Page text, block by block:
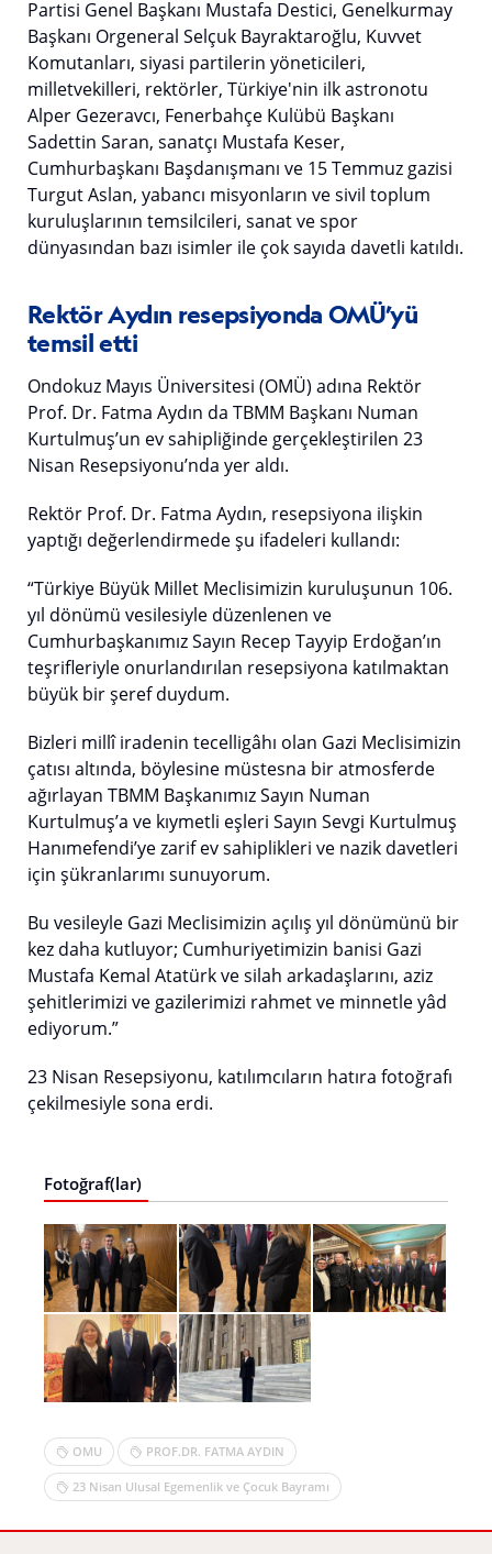
Partisi Genel Başkanı Mustafa Destici, Genelkurmay
Başkanı Orgeneral Selçuk Bayraktaroğlu, Kuvvet
Komutanları, siyasi partilerin yöneticileri,
milletvekilleri, rektörler, Türkiye'nin ilk astronotu
Alper Gezeravcı, Fenerbahçe Kulübü Başkanı
Sadettin Saran, sanatçı Mustafa Keser,
Cumhurbaşkanı Başdanışmanı ve 15 Temmuz gazisi
Turgut Aslan, yabancı misyonların ve sivil toplum
kuruluşlarının temsilcileri, sanat ve spor
dünyasından bazı isimler ile çok sayıda davetli katıldı.
Rektör Aydın resepsiyonda OMÜ’yü
temsil etti
Ondokuz Mayıs Üniversitesi (OMÜ) adına Rektör
Prof. Dr. Fatma Aydın da TBMM Başkanı Numan
Kurtulmuş’un ev sahipliğinde gerçekleştirilen 23
Nisan Resepsiyonu’nda yer aldı.
Rektör Prof. Dr. Fatma Aydın, resepsiyona ilişkin
yaptığı değerlendirmede şu ifadeleri kullandı:
“Türkiye Büyük Millet Meclisimizin kuruluşunun 106.
yıl dönümü vesilesiyle düzenlenen ve
Cumhurbaşkanımız Sayın Recep Tayyip Erdoğan’ın
teşrifleriyle onurlandırılan resepsiyona katılmaktan
büyük bir şeref duydum.
Bizleri millî iradenin tecelligâhı olan Gazi Meclisimizin
çatısı altında, böylesine müstesna bir atmosferde
ağırlayan TBMM Başkanımız Sayın Numan
Kurtulmuş’a ve kıymetli eşleri Sayın Sevgi Kurtulmuş
Hanımefendi’ye zarif ev sahiplikleri ve nazik davetleri
için şükranlarımı sunuyorum.
Bu vesileyle Gazi Meclisimizin açılış yıl dönümünü bir
kez daha kutluyor; Cumhuriyetimizin banisi Gazi
Mustafa Kemal Atatürk ve silah arkadaşlarını, aziz
şehitlerimizi ve gazilerimizi rahmet ve minnetle yâd
ediyorum.”
23 Nisan Resepsiyonu, katılımcıların hatıra fotoğrafı
çekilmesiyle sona erdi.
Fotoğraf(lar)
OMU PROF.DR. FATMA AYDIN
23 Nisan Ulusal Egemenlik ve Çocuk Bayramı